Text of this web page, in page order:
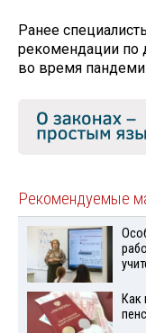
Ранее
рекомендации
во время
Рекомендуемые
Как